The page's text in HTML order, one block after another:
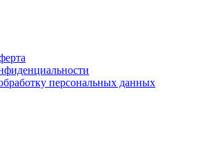
персональных данных